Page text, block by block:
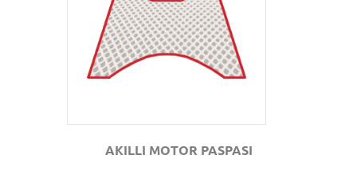
GÖZAT
AKILLI MOTOR PASPASI